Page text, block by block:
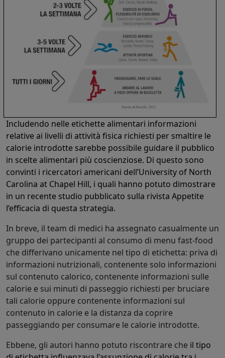
Includendo nelle etichette alimentari informazioni
relative ai livelli di attività fisica richiesti per smaltire le
calorie introdotte sarebbe possibile guidare il pubblico
in scelte alimentari più coscienziose. Di questo sono
convinti i ricercatori americani dell’University of North
Carolina at Chapel Hill, i quali hanno potuto dimostrare
in un recente studio pubblicato sulla rivista Appetite
l’efficacia di questa strategia.
In breve, il team di medici ha assegnato casualmente un
gruppo dei partecipanti al consumo di menu fast-food
che differivano unicamente nel tipo di etichetta: priva di
informazioni nutrizionali, contenente solo informazioni
sul contenuto calorico, contenente informazioni sulle
calorie e sui minuti di passeggio richiesti per bruciare
tali calorie oppure contenente informazioni sul
contenuto in calorie e la distanza da coprire
passeggiando per consumare le calorie introdotte.
Ebbene, gli autori hanno potuto riscontrare che il tipo